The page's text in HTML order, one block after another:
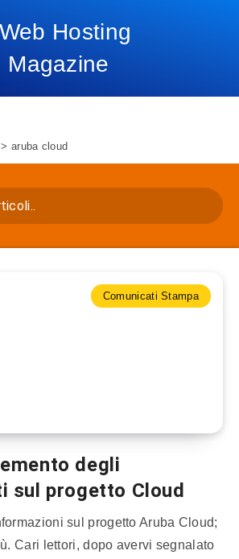
> aruba cloud
Comunicati Stampa
degli
sul progetto Cloud
sul progetto Aruba Cloud;
Cari lettori, dopo avervi segnalato